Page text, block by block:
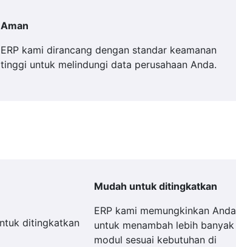
Aman
ERP kami dirancang dengan standar keamanan
tinggi untuk melindungi data perusahaan Anda.
Mudah untuk ditingkatkan
ERP kami memungkinkan Anda
untuk menambah lebih banyak
modul sesuai kebutuhan di